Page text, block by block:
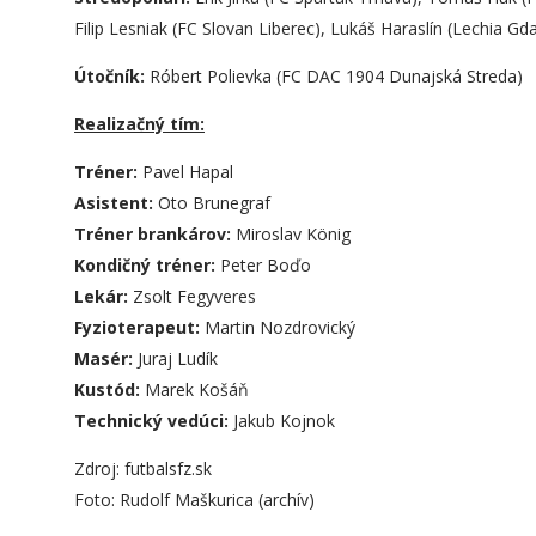
Filip Lesniak (FC Slovan Liberec), Lukáš Haraslín (Lechia
Útočník: Róbert Polievka (FC DAC 1904 Dunajská Streda)
Realizačný tím:
Tréner: Pavel Hapal
Asistent: Oto Brunegraf
Tréner brankárov: Miroslav König
Kondičný tréner: Peter Boďo
Lekár: Zsolt Fegyveres
Fyzioterapeut: Martin Nozdrovický
Masér: Juraj Ludík
Kustód: Marek Košáň
Technický vedúci: Jakub Kojnok
Zdroj: futbalsfz.sk
Foto: Rudolf Maškurica (archív)